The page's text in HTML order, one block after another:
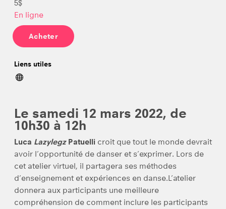
5$
En ligne
Acheter
Liens utiles
Le samedi 12 mars 2022, de
10h30 à 12h
Luca LazylegzPatuelli croit que tout le monde devrait
avoir l’opportunité de danser et s’exprimer. Lors de
cet atelier virtuel, il partagera ses méthodes
d’enseignement et expériences en danse.L’atelier
donnera aux participants une meilleure
compréhension de comment inclure les participants